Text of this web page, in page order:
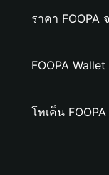
ราคา FOOPA
FOOPA
โทเค็น